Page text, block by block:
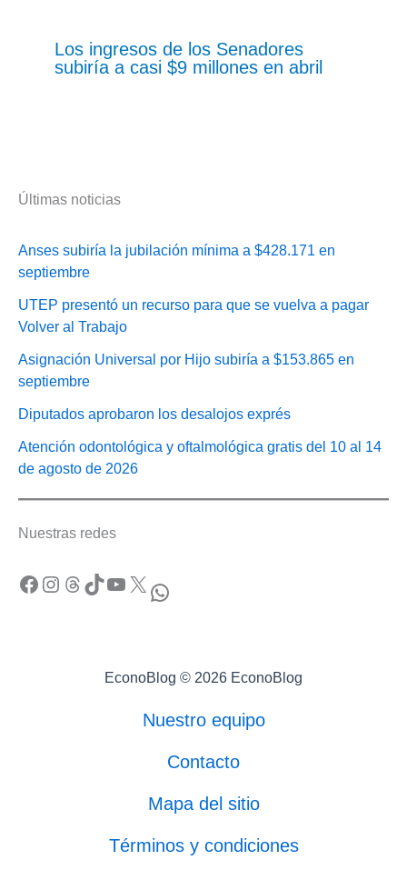
Los ingresos de los Senadores
subiría a casi $9 millones en abril
Últimas noticias
Anses subiría la jubilación mínima a $428.171 en
septiembre
UTEP presentó un recurso para que se vuelva a pagar
Volver al Trabajo
Asignación Universal por Hijo subiría a $153.865 en
septiembre
Diputados aprobaron los desalojos exprés
Atención odontológica y oftalmológica gratis del 10 al 14
de agosto de 2026
Nuestras redes
Facebook Instagram Threads TikTok YouTube X WhatsApp
EconoBlog © 2026 EconoBlog
Nuestro equipo
Contacto
Mapa del sitio
Términos y condiciones